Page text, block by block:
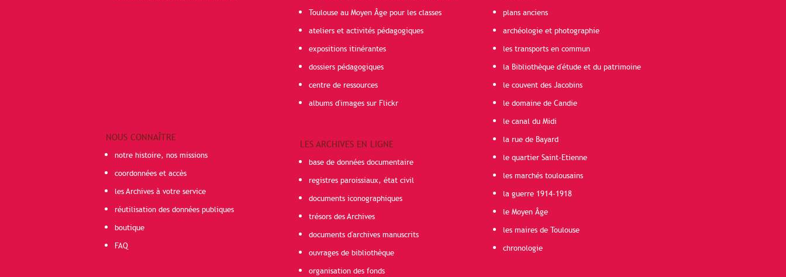
NOUS CONNAÎTRE
notre histoire, nos missions
coordonnées et accès
les Archives à votre service
réutilisation des données publiques
boutique
FAQ
Toulouse au Moyen Âge pour les classes
ateliers et activités pédagogiques
expositions itinérantes
dossiers pédagogiques
centre de ressources
albums d'images sur Flickr
LES ARCHIVES EN LIGNE
base de données documentaire
registres paroissiaux, état civil
documents iconographiques
trésors des Archives
documents d'archives manuscrits
ouvrages de bibliothèque
organisation des fonds
plans anciens
archéologie et photographie
les transports en commun
la Bibliothèque d'étude et du patrimoine
le couvent des Jacobins
le domaine de Candie
le canal du Midi
la rue de Bayard
le quartier Saint-Etienne
les marchés toulousains
la guerre 1914-1918
le Moyen Âge
les maires de Toulouse
chronologie